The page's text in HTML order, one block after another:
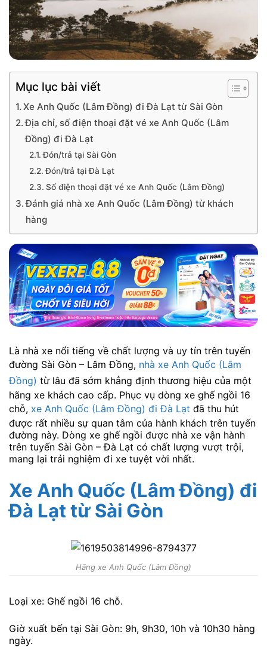
Mục lục bài viết
Xe Anh Quốc (Lâm Đồng) đi Đà Lạt từ Sài Gòn
Địa chỉ, số điện thoại đặt vé xe Anh Quốc (Lâm
Đồng) đi Đà Lạt
Đón/trả tại Sài Gòn
Đón/trả tại Đà Lạt
Số điện thoại đặt vé xe Anh Quốc (Lâm Đồng)
Đánh giá nhà xe Anh Quốc (Lâm Đồng) từ khách
hàng
Là nhà xe nổi tiếng về chất lượng và uy tín trên tuyến
đường Sài Gòn – Lâm Đồng, nhà xe Anh Quốc (Lâm
Đồng) từ lâu đã sớm khẳng định thương hiệu của một
hãng xe khách cao cấp. Phục vụ dòng xe ghế ngồi 16
chỗ, xe Anh Quốc (Lâm Đồng) đi Đà Lạt đã thu hút
được rất nhiều sự quan tâm của hành khách trên tuyến
đường này. Dòng xe ghế ngồi được nhà xe vận hành
trên tuyến Sài Gòn – Đà Lạt có chất lượng vượt trội,
mang lại trải nghiệm đi xe tuyệt vời nhất.
Xe Anh Quốc (Lâm Đồng) đi
Đà Lạt từ Sài Gòn
Hãng xe Anh Quốc (Lâm Đồng)
Loại xe: Ghế ngồi 16 chỗ.
Giờ xuất bến tại Sài Gòn: 9h, 9h30, 10h và 10h30 hàng
ngày.